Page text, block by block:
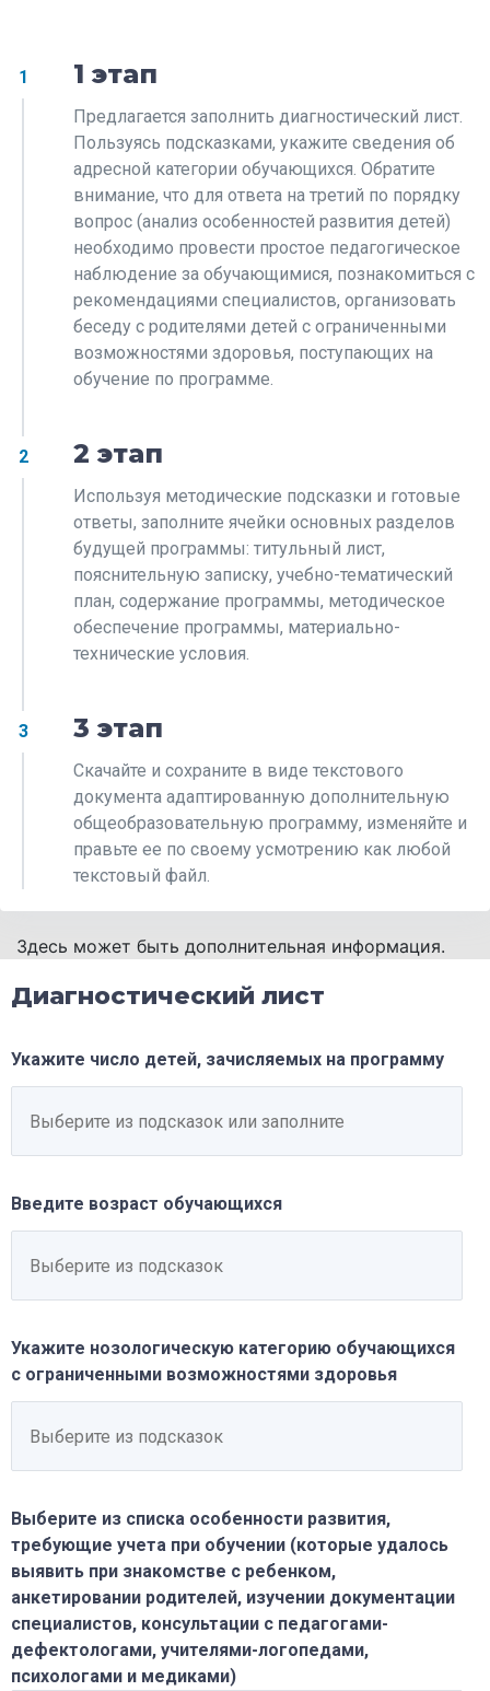
1 1 этап
Предлагается заполнить диагностический лист.
Пользуясь подсказками, укажите сведения об
адресной категории обучающихся. Обратите
внимание, что для ответа на третий по порядку
вопрос (анализ особенностей развития детей)
необходимо провести простое педагогическое
наблюдение за обучающимися, познакомиться с
рекомендациями специалистов, организовать
беседу с родителями детей с ограниченными
возможностями здоровья, поступающих на
обучение по программе.
2 2 этап
Используя методические подсказки и готовые
ответы, заполните ячейки основных разделов
будущей программы: титульный лист,
пояснительную записку, учебно-тематический
план, содержание программы, методическое
обеспечение программы, материально-
технические условия.
3 3 этап
Скачайте и сохраните в виде текстового
документа адаптированную дополнительную
общеобразовательную программу, изменяйте и
правьте ее по своему усмотрению как любой
текстовый файл.
Здесь может быть дополнительная информация.
Диагностический лист
Укажите число детей, зачисляемых на программу
Введите возраст обучающихся
Укажите нозологическую категорию обучающихся
с ограниченными возможностями здоровья
Выберите из списка особенности развития,
требующие учета при обучении (которые удалось
выявить при знакомстве с ребенком,
анкетировании родителей, изучении документации
специалистов, консультации с педагогами-
дефектологами, учителями-логопедами,
психологами и медиками)